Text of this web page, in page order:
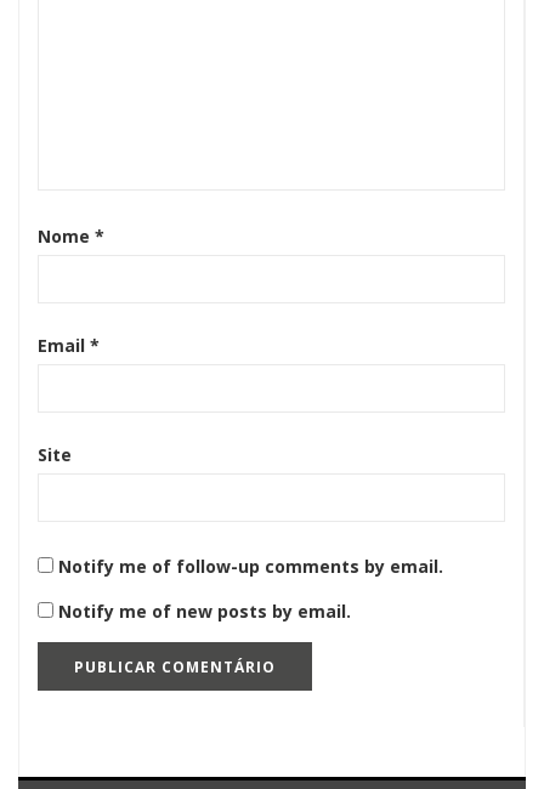
Nome *
Email *
Site
Notify me of follow-up comments by email.
Notify me of new posts by email.